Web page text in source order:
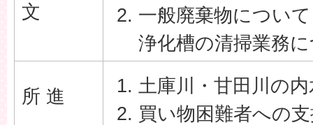
文
一般廃棄物について
浄化槽の清掃業務
所 進
土庫川・甘田川の
買い物困難者への